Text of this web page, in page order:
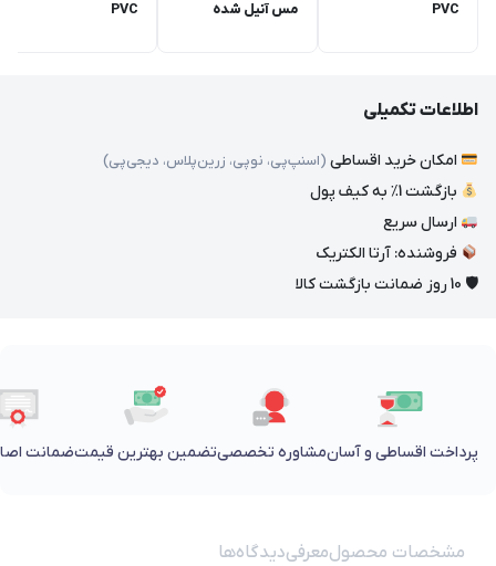
PVC
مس آنیل شده
PVC
اطلاعات تکمیلی
امکان خرید اقساطی (اسنپ‌پی، نوپی، زرین‌پلاس، دیجی‌پی)
بازگشت 1٪ به کیف پول
ارسال سریع
فروشنده: آرتا الکتریک
🛡 10 روز ضمانت بازگشت کالا
پرداخت اقساطی و آسانمشاوره تخصصیتضمین بهترین قیمتضمانت
مشخصات محصولمعرفیدیدگاه‌ها